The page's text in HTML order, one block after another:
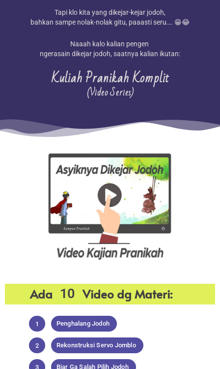
Tapi klo kita yang dikejar-kejar jodoh,
bahkan sampe nolak-nolak gitu, paaasti seru…. 😁😂
Naaah kalo kalian pengen
ngerasain dikejar jodoh, saatnya kalian ikutan:
Kuliah Pranikah Komplit
(Video Series)
Ada 10 Video dg Materi:
1 Penghalang Jodoh
2 Rekonstruksi Servo Jomblo
3 Biar Ga Salah Pilih Jodoh